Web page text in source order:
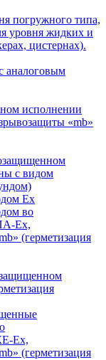
погружного типа,
уровня жидких и
цистернах).
аналоговым
исполнении
«mb»
с видом
Ех
во
Ех,
(герметизация
Ех,
(герметизация